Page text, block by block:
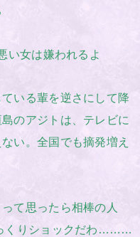
い女は嫌われるよ
いる輩を逆さにして降
のアジトは、テレビに
い。全国でも摘発増え
て思ったら相棒の人
くりショックだわ………